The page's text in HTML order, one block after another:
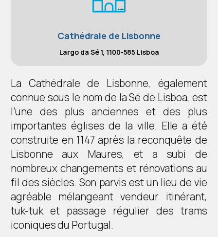
Cathédrale de Lisbonne
Largo da Sé 1, 1100-585 Lisboa
La Cathédrale de Lisbonne, également
connue sous le nom de la Sé de Lisboa, est
l’une des plus anciennes et des plus
importantes églises de la ville. Elle a été
construite en 1147 après la reconquête de
Lisbonne aux Maures, et a subi de
nombreux changements et rénovations au
fil des siècles. Son parvis est un lieu de vie
agréable mélangeant vendeur itinérant,
tuk-tuk et passage régulier des trams
iconiques du Portugal.